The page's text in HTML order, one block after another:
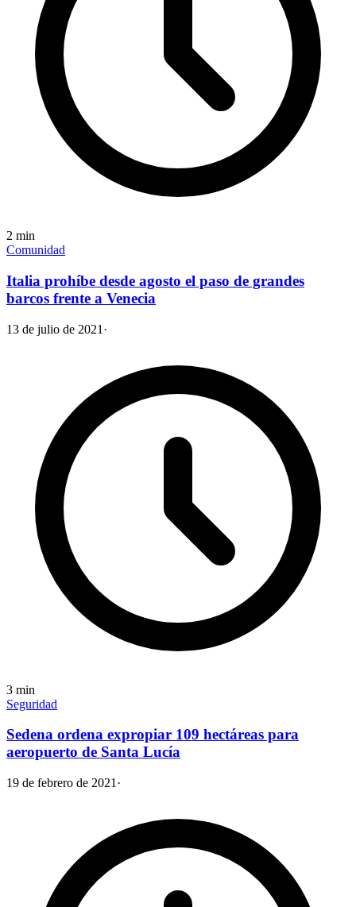
2 min
Comunidad
Italia prohíbe desde agosto el paso de grandes
barcos frente a Venecia
13 de julio de 2021 ·
3 min
Seguridad
Sedena ordena expropiar 109 hectáreas para
aeropuerto de Santa Lucía
19 de febrero de 2021 ·